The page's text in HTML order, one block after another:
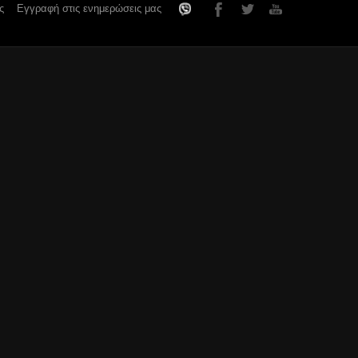
Εγγραφή στις ενημερώσεις μας